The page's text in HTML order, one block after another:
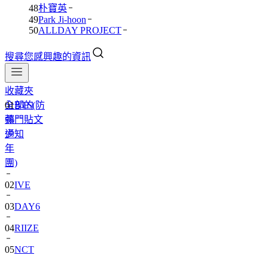
48朴寶英
49Park Ji-hoon
50ALLDAY PROJECT
搜尋您感興趣的資訊
收藏夾
全部的
熱門貼文
通知
01BTS(防
彈
少
年
團)
02IVE
03DAY6
04RIIZE
05NCT